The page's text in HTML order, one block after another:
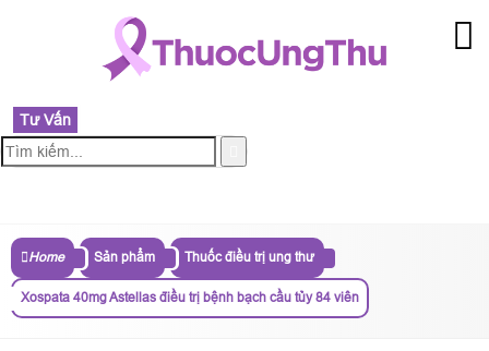
Tư Vấn
Home Sản phẩm Thuốc điều trị ung thư
Xospata 40mg Astellas điều trị bệnh bạch cầu tủy 84 viên